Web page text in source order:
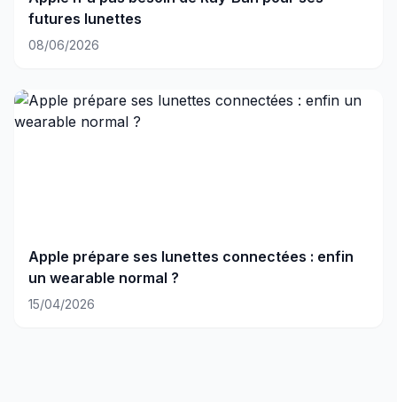
futures lunettes
08/06/2026
Apple prépare ses lunettes connectées : enfin
un wearable normal ?
15/04/2026